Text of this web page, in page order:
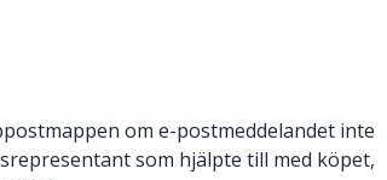
om e-postmeddelandet inte
som hjälpte till med köpet,